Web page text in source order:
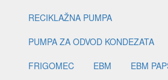
RECIKLAŽNA PUMPA
PUMPA ZA ODVOD KONDEZATA
FRIGOMEC
EBM EBM